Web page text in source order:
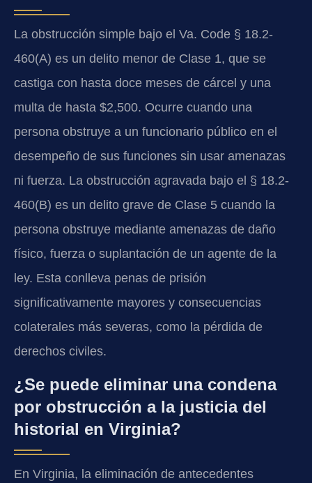
La obstrucción simple bajo el Va. Code § 18.2-
460(A) es un delito menor de Clase 1, que se
castiga con hasta doce meses de cárcel y una
multa de hasta $2,500. Ocurre cuando una
persona obstruye a un funcionario público en el
desempeño de sus funciones sin usar amenazas
ni fuerza. La obstrucción agravada bajo el § 18.2-
460(B) es un delito grave de Clase 5 cuando la
persona obstruye mediante amenazas de daño
físico, fuerza o suplantación de un agente de la
ley. Esta conlleva penas de prisión
significativamente mayores y consecuencias
colaterales más severas, como la pérdida de
derechos civiles.
¿Se puede eliminar una condena
por obstrucción a la justicia del
historial en Virginia?
En Virginia, la eliminación de antecedentes